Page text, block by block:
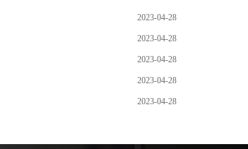
2023-04-28
2023-04-28
2023-04-28
2023-04-28
2023-04-28